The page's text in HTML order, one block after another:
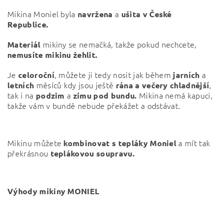
Mikina Moniel byla navržena a ušita v České
Republice.
Materiál mikiny se nemačká, takže pokud nechcete,
nemusíte mikinu žehlit.
Je celoroční, můžete ji tedy nosit jak během jarních a
letních měsíců kdy jsou ještě rána a večery chladnější,
tak i na podzim a zimu pod bundu. Mikina nemá kapuci,
takže vám v bundě nebude překážet a odstávat.
Mikinu můžete kombinovat s tepláky Moniela mít tak
překrásnou teplákovou soupravu.
Výhody mikiny MONIEL